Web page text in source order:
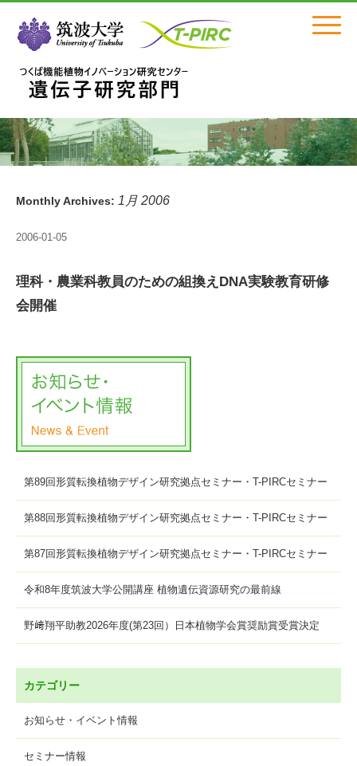
Click
Monthly Archives: 1月 2006
2006-01-05
理科・農業科教員のための組換えDNA実験教育研修
会開催
第89回形質転換植物デザイン研究拠点セミナー・T-PIRCセミナー
第88回形質転換植物デザイン研究拠点セミナー・T-PIRCセミナー
第87回形質転換植物デザイン研究拠点セミナー・T-PIRCセミナー
令和8年度筑波大学公開講座 植物遺伝資源研究の最前線
野﨑翔平助教2026年度(第23回）日本植物学会賞奨励賞受賞決定
カテゴリー
お知らせ・イベント情報
セミナー情報